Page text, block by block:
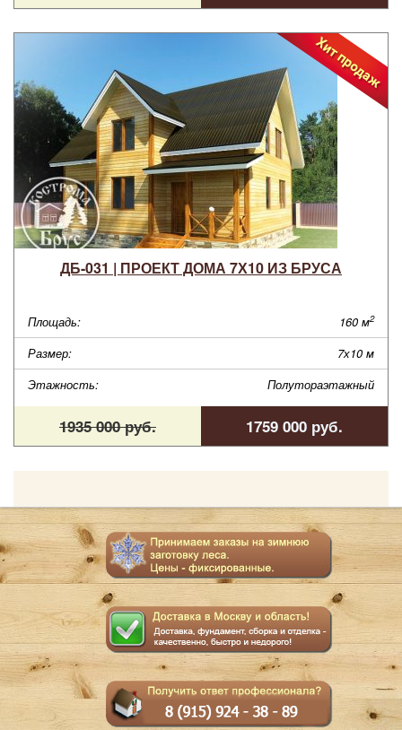
ДБ-031 | ПРОЕКТ ДОМА 7Х10 ИЗ БРУСА
Площадь: 160 м2
Размер:
7х10 м
Этажность:
Полутораэтажный
1935 000 руб. 1759 000 руб.